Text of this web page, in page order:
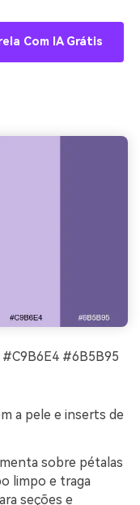
Com IA Grátis
#6B5B95
a pele e inserts de
sobre pétalas
limpo e traga
seções e